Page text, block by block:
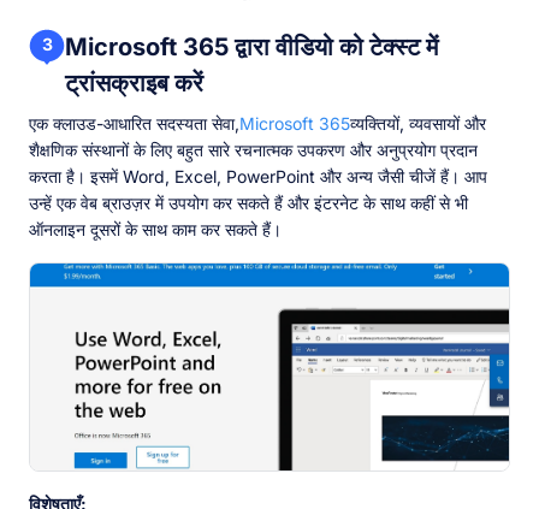
3
Microsoft 365 द्वारा वीडियो को टेक्स्ट में
ट्रांसक्राइब करें
एक क्लाउड-आधारित सदस्यता सेवा,Microsoft 365व्यक्तियों, व्यवसायों और
शैक्षणिक संस्थानों के लिए बहुत सारे रचनात्मक उपकरण और अनुप्रयोग प्रदान
करता है। इसमें Word, Excel, PowerPoint और अन्य जैसी चीजें हैं। आप
उन्हें एक वेब ब्राउज़र में उपयोग कर सकते हैं और इंटरनेट के साथ कहीं से भी
ऑनलाइन दूसरों के साथ काम कर सकते हैं।
विशेषताएँ: